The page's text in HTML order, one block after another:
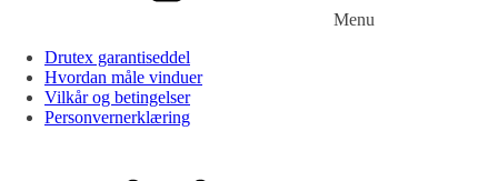
Menu
Drutex garantiseddel
Hvordan måle vinduer
Vilkår og betingelser
Personvernerklæring